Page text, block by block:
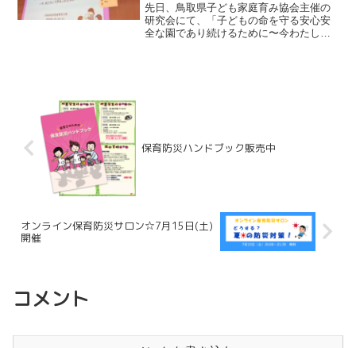
先日、鳥取県子ども家庭育み協会主催の
研究会にて、「子どもの命を守る安心安
全な園であり続けるために〜今わたした
保育防災ハンドブック販売中
オンライン保育防災サロン☆7月15日(土)
開催
コメント